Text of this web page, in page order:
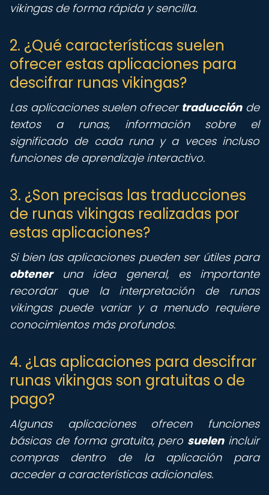
vikingas de forma rápida y sencilla.
2. ¿Qué características suelen
ofrecer estas aplicaciones para
descifrar runas vikingas?
Las aplicaciones suelen ofrecer traducciónde
textos a runas, información sobre el
significado de cada runa y a veces incluso
funciones de aprendizaje interactivo.
3. ¿Son precisas las traducciones
de runas vikingas realizadas por
estas aplicaciones?
Si bien las aplicaciones pueden ser útiles para
obteneruna idea general, es importante
recordar que la interpretación de runas
vikingas puede variar y a menudo requiere
conocimientos más profundos.
4. ¿Las aplicaciones para descifrar
runas vikingas son gratuitas o de
pago?
Algunas aplicaciones ofrecen funciones
básicas de forma gratuita, pero suelenincluir
compras dentro de la aplicación para
acceder a características adicionales.